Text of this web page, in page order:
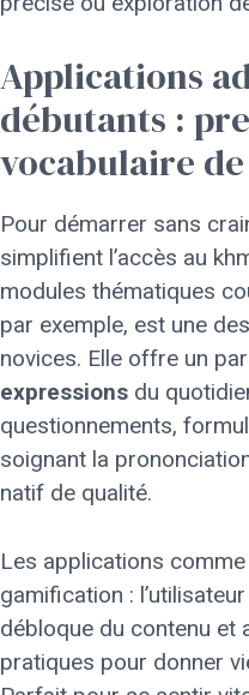
Applications
débutants :
vocabulaire de
Pour démarrer sans
simplifient l’accès au
modules thématiques
par exemple, est une
novices. Elle offre un
expressions du
questionnements,
soignant la
natif de qualité.
Les applications comme
gamification :
débloque du contenu et
pratiques pour donner